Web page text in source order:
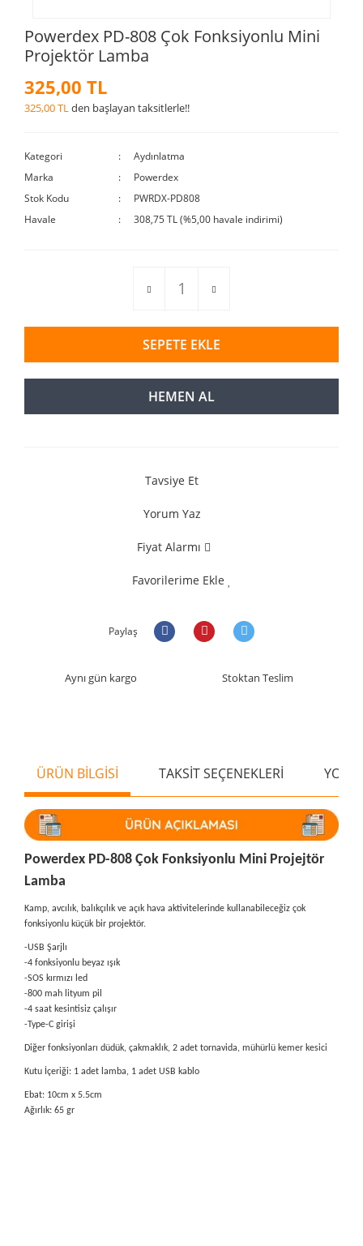
Powerdex PD-808 Çok Fonksiyonlu Mini
Projektör Lamba
325,00 TL
325,00 TLden başlayan taksitlerle!!
Kategori
Aydınlatma
Marka
Powerdex
Stok Kodu
PWRDX-PD808
Havale
308,75 TL (%5,00 havale indirimi)
SEPETE EKLE
HEMEN AL
Tavsiye Et
Yorum Yaz
Fiyat Alarmı
Favorilerime Ekle
Paylaş
Aynı gün kargo Stoktan Teslim
ÜRÜN BİLGİSİ TAKSİT SEÇENEKLERİ
Powerdex PD-808 Çok Fonksiyonlu Mini Projejtör
Lamba
Kamp, avcılık, balıkçılık ve açık hava aktivitelerinde kullanabileceğiz çok
fonksiyonlu küçük bir projektör.
-USB Şarjlı
-4 fonksiyonlu beyaz ışık
-SOS kırmızı led
-800 mah lityum pil
-4 saat kesintisiz çalışır
-Type-C girişi
Diğer fonksiyonları düdük, çakmaklık, 2 adet tornavida, mühürlü kemer kesici
Kutu İçeriği: 1 adet lamba, 1 adet USB kablo
Ebat: 10cm x 5.5cm
Ağırlık: 65 gr